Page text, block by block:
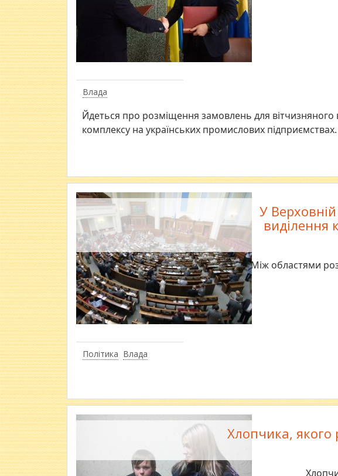
Влада
Йдеться про розміщення замовлень для вітчизняного
комплексу на українських промислових підприємствах.
Політика Влада
У
виділення
​Між областями
Хлопчика, якого